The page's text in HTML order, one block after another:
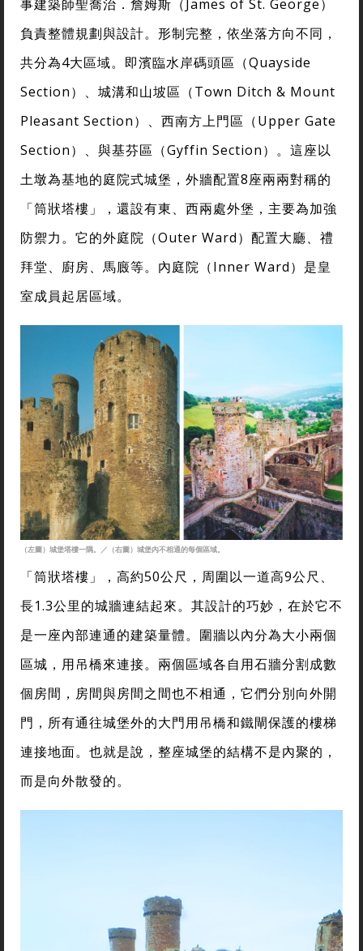
事建築師聖喬治．詹姆斯（James of St. George）
負責整體規劃與設計。形制完整，依坐落方向不同，
共分為4大區域。即濱臨水岸碼頭區（Quayside
Section）、城溝和山坡區（Town Ditch & Mount
Pleasant Section）、西南方上門區（Upper Gate
Section）、與基芬區（Gyffin Section）。這座以
土墩為基地的庭院式城堡，外牆配置8座兩兩對稱的
「筒狀塔樓」，還設有東、西兩處外堡，主要為加強
防禦力。它的外庭院（Outer Ward）配置大廳、禮
拜堂、廚房、馬廄等。內庭院（Inner Ward）是皇
室成員起居區域。
（左圖）城堡塔樓一隅。／（右圖）城堡內不相通的每個區域。
「筒狀塔樓」，高約50公尺，周圍以一道高9公尺、
長1.3公里的城牆連結起來。其設計的巧妙，在於它不
是一座內部連通的建築量體。圍牆以內分為大小兩個
區城，用吊橋來連接。兩個區域各自用石牆分割成數
個房間，房間與房間之間也不相通，它們分別向外開
門，所有通往城堡外的大門用吊橋和鐵閘保護的樓梯
連接地面。也就是說，整座城堡的結構不是內聚的，
而是向外散發的。